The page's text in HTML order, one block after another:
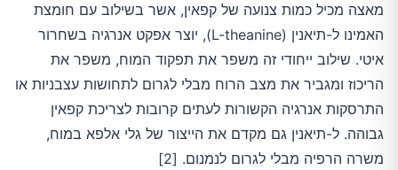
מאצה מכיל כמות צנועה של קפאין, אשר בשילוב עם חומצת
האמינו ל-תיאנין (L-theanine), יוצר אפקט אנרגיה בשחרור
איטי. שילוב ייחודי זה משפר את תפקוד המוח, משפר את
הריכוז ומגביר את מצב הרוח מבלי לגרום לתחושות עצבניות או
התרסקות אנרגיה הקשורות לעתים קרובות לצריכת קפאין
גבוהה. ל-תיאנין גם מקדם את הייצור של גלי אלפא במוח,
משרה הרפיה מבלי לגרום לנמנום. [2]